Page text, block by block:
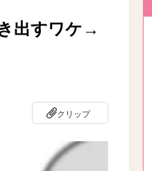
出すワケ→
クリップ